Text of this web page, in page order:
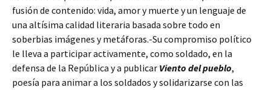
fusión de contenido: vida, amor y muerte y un lenguaje de
una altísima calidad literaria basada sobre todo en
soberbias imágenes y metáforas.-Su compromiso político
le lleva a participar activamente, como soldado, en la
defensa de la República y a publicar Viento del pueblo,
poesía para animar a los soldados y solidarizarse con las